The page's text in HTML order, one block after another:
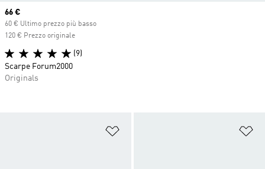
Aggiungi alla lista dei desideri
Current price
66 €
60 € Ultimo prezzo più basso
120 € Prezzo originale
(9)
Scarpe Forum2000
Originals